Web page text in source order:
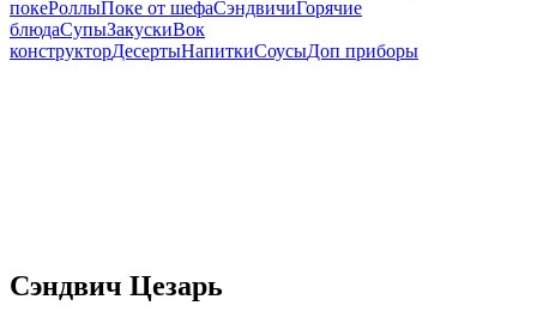
покеРоллыПоке от шефаСэндвичиГорячие
блюдаСупыЗакускиВок
конструкторДесертыНапиткиСоусыДоп приборы
Сэндвич Цезарь